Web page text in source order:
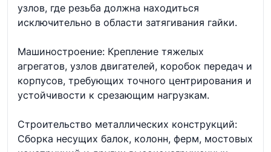
узлов, где резьба должна находиться
исключительно в области затягивания гайки.
Машиностроение: Крепление тяжелых
агрегатов, узлов двигателей, коробок передач и
корпусов, требующих точного центрирования и
устойчивости к срезающим нагрузкам.
Строительство металлических конструкций:
Сборка несущих балок, колонн, ферм, мостовых